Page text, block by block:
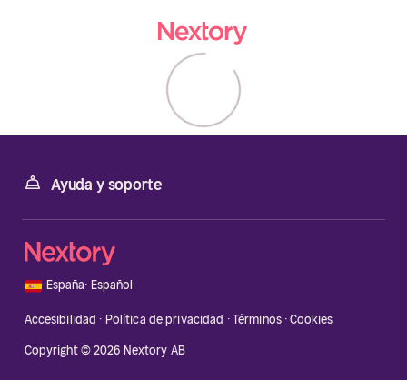
Ayuda y soporte
🇪🇸 España· Español
Accesibilidad · Política de privacidad ·Términos·Cookies
Copyright © 2026 Nextory AB